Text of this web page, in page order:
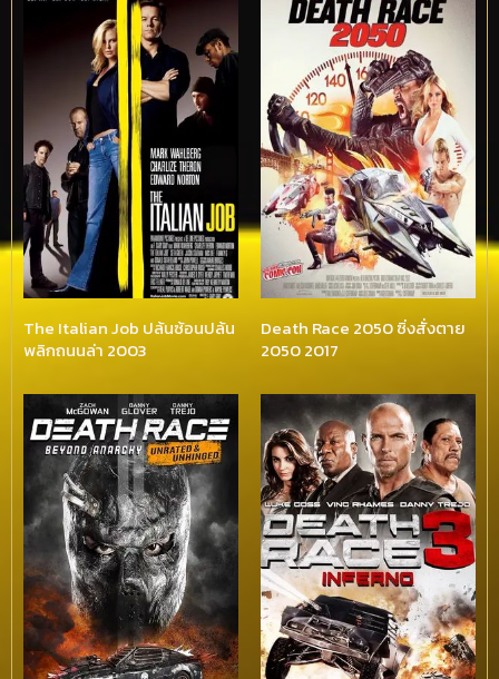
The Italian Job ปล้นซ้อนปล้น
พลิกถนนล่า 2003
Death Race 2050 ซิ่งสั่งตาย
2050 2017